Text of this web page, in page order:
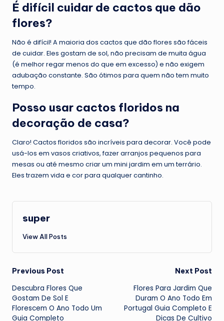
É difícil cuidar de cactos que dão
flores?
Não é difícil! A maioria dos cactos que dão flores são fáceis
de cuidar. Eles gostam de sol, não precisam de muita água
(é melhor regar menos do que em excesso) e não exigem
adubação constante. São ótimos para quem não tem muito
tempo.
Posso usar cactos floridos na
decoração de casa?
Claro! Cactos floridos são incríveis para decorar. Você pode
usá-los em vasos criativos, fazer arranjos pequenos para
mesas ou até mesmo criar um mini jardim em um terrário.
Eles trazem vida e cor para qualquer cantinho.
super
View All Posts
Post
navigation
Previous Post
Descubra Flores Que
Gostam De Sol E
Florescem O Ano Todo Um
Guia Completo
Next Post
Flores Para Jardim Que
Duram O Ano Todo Em
Portugal Guia Completo E
Dicas De Cultivo